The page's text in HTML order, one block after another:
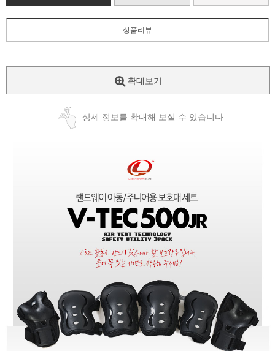
상품리뷰
확대보기
상세 정보를 확대해 보실 수 있습니다